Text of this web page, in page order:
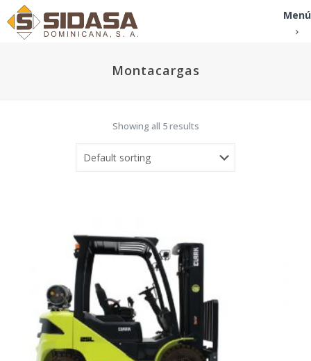
Menú
Montacargas
Showing all 5 results